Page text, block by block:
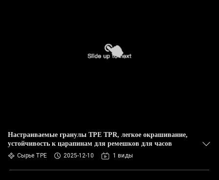
Настраиваемые гранулы TPE TPR, легкое окрашивание,
устойчивость к царапинам для ремешков для часов
Сырье TPE 2025-12-10 1 виды